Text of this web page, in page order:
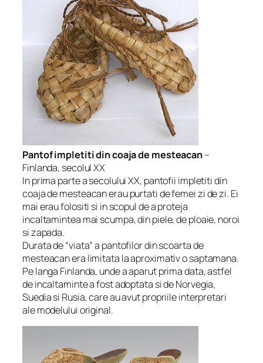
Pantof impletiti din coaja de mesteacan–
Finlanda, secolul XX
In prima parte a secolului XX, pantofii impletiti din
coaja de mesteacan erau purtati de femei zi de zi. Ei
mai erau folositi si in scopul de a proteja
incaltamintea mai scumpa, din piele, de ploaie, noroi
si zapada.
Durata de “viata” a pantofilor din scoarta de
mesteacan era limitata la aproximativ o saptamana.
Pe langa Finlanda, unde a aparut prima data, astfel
de incaltaminte a fost adoptata si de Norvegia,
Suedia si Rusia, care au avut propriile interpretari
ale modelului original.